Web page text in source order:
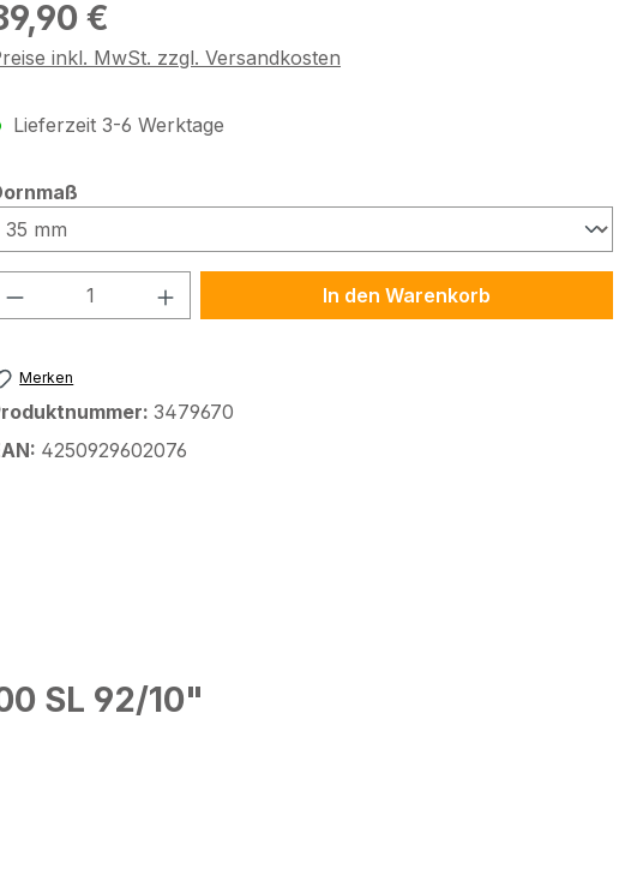
Preis:
€
inkl. MwSt. zzgl. Versandkosten
Lieferzeit 3-6 Werktage
Produkt Anzahl: Gib den gewünschten Wert
In den Warenkorb
Merken
3479670
4250929602076
SL 92/10"